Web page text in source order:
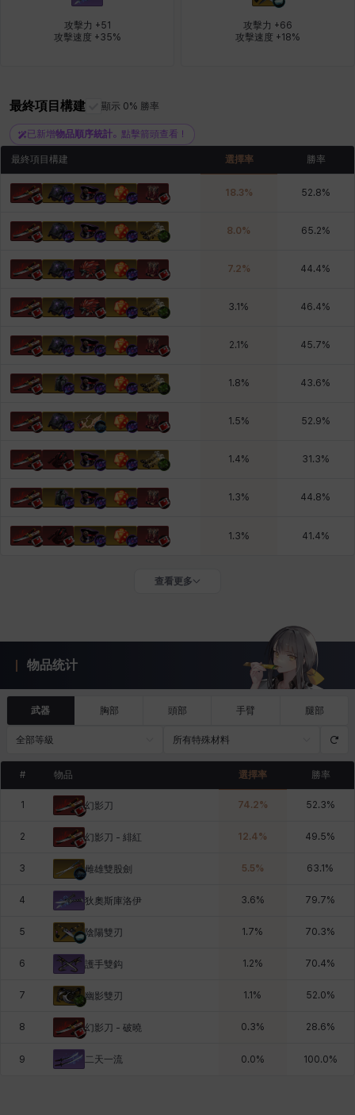
阿爾達 雪琳
青燕 馬庫斯 馬格努斯
攻擊力 +51
攻擊速度 +35%
攻擊力 +66
攻擊速度 +18%
最終項目構建 顯示 0% 勝率
已新增物品順序統計。點擊箭頭查看！
最終項目構建 選擇率 勝率
18.3% 52.8%
8.0% 65.2%
7.2% 44.4%
3.1 % 46.4%
2.1 % 45.7%
1.8% 43.6%
1.5% 52.9%
1.4% 31.3%
1.3% 44.8%
1.3% 41.4%
查看更多
物品统计
武器 胸部 頭部 手臂 腿部
全部等級 所有特殊材料
# 物品 選擇率 勝率
1 幻影刀 74.2% 52.3%
2 幻影刀 - 緋紅 12.4% 49.5%
3 雌雄雙股劍 5.5% 63.1 %
4 狄奧斯庫洛伊 3.6% 79.7%
5 陰陽雙刃 1.7% 70.3%
6 護手雙鈎 1.2% 70.4%
7 幽影雙刃 1.1 % 52.0%
8 幻影刀 - 破曉 0.3% 28.6%
9 二天一流 0.0% 100.0%